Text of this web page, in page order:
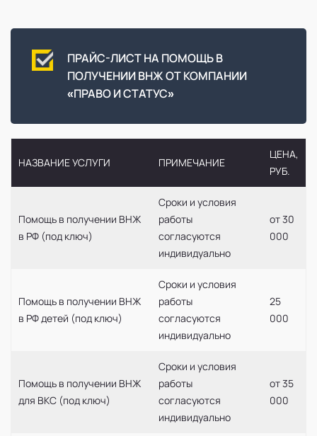
ПРАЙС-ЛИСТ НА ПОМОЩЬ В
ПОЛУЧЕНИИ ВНЖ ОТ КОМПАНИИ
«ПРАВО И СТАТУС»
НАЗВАНИЕ УСЛУГИ ПРИМЕЧАНИЕ
ЦЕНА,
РУБ.
Помощь в получении ВНЖ
в РФ (под ключ)
Сроки и условия
работы
согласуются
индивидуально
от 30
000
Помощь в получении ВНЖ
в РФ детей (под ключ)
Сроки и условия
работы
согласуются
индивидуально
25
000
Помощь в получении ВНЖ
для ВКС (под ключ)
Сроки и условия
работы
согласуются
индивидуально
от 35
000